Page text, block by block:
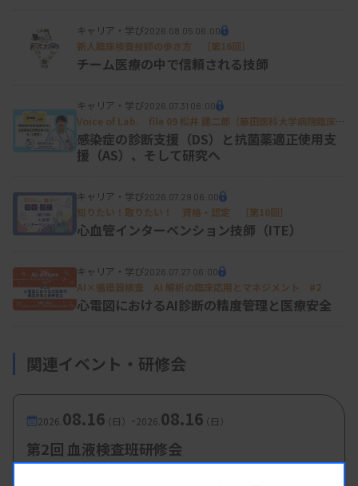
POCT装置での精度保証の現状
（AQURE：ラジオメーター社）を用いて集中管理
き、リモートでキャリブレーションやQC測定も可
能です。異常があれば速やかに現地に赴き、適切に
対応します。血糖測定器は各診療科の看護師が月1
キャリア・学び2026.08.05 06:00
新人臨床検査技師の歩き方 ［第16回］
チーム医療の中で信頼される技師
キャリア・学び2026.07.31 06:00
Voice of Lab. file 09 松井 建二郎（藤田医科大学病院臨床検
査部微生物遺伝子検査室
）
感染症の診断支援（DS）と抗菌薬適正使用支
援（AS）、そして研究へ
キャリア・学び2026.07.29 06:00
知りたい！取りたい！ 資格・認定 ［第10回］
心血管インターベンション技師（ITE）
キャリア・学び2026.07.27 06:00
AI×循環器検査 AI 解析の臨床応用とマネジメント #2
心電図におけるAI診断の精度管理と医療安全
関連イベント・研修会
2026. 08.16（日） -2026. 08.16（日）
第2回 血液検査班研修会